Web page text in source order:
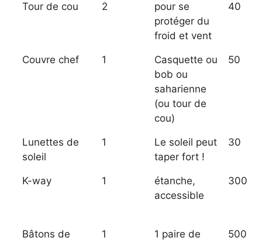
Tour de cou 2
pour se
protéger du
froid et vent
40
Couvre chef 1
Casquette ou
bob ou
saharienne
(ou tour de
cou)
50
Lunettes de
soleil
1
Le soleil peut
taper fort !
30
K-way 1
étanche,
accessible
300
Bâtons de
1
1 paire de
500